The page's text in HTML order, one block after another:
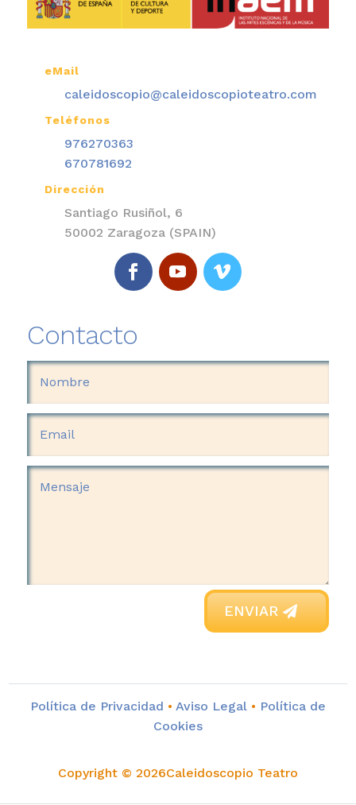
eMail
caleidoscopio@caleidoscopioteatro.com
Teléfonos
976270363
670781692
Dirección
Santiago Rusiñol, 6
50002 Zaragoza (SPAIN)
Contacto
ENVIAR
Política de Privacidad • Aviso Legal • Política de
Cookies
Copyright © 2026Caleidoscopio Teatro